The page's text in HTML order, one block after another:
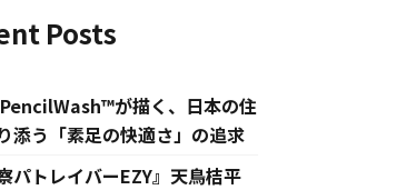
Posts
が描く、日本の住
添う「素足の快適さ」の追求
パトレイバーEZY』天鳥桔平